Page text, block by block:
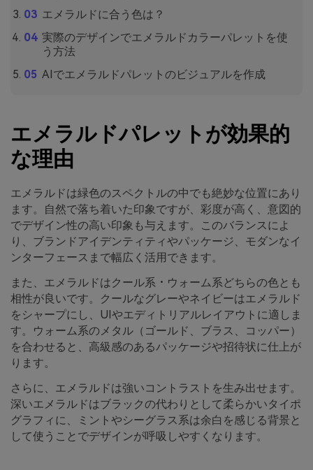
エメラルドに合う色は？
実際のデザインでエメラルドカラーパレットを使
う方法
AIでエメラルドパレットのビジュアルを作成
エメラルドパレットが効果的
な理由
エメラルドは緑色のスペクトルの中でも絶妙な位置にあり
ます。自然で落ち着いた印象ですが、彩度が高く、意図的
でデザイン性の高い印象も与えます。このバランスによ
り、ブランドアイデンティティやパッケージ、モダンなイ
ンターフェースまで幅広く活用できます。
また、エメラルドはクール系・ウォーム系どちらの色とも
相性が良いです。クールなグレーやネイビーはエメラルド
をシャープにし、UIやエディトリアルレイアウトに適しま
す。ウォーム系のメタル（ゴールド、ブラス、コッパー）
を合わせると、高級感のあるパッケージや招待状に仕上が
ります。
さらに、エメラルドは強いコントラストを生み出せます。
深いエメラルドはブラックの代わりとして柔らかいタイポ
グラフィに、ミントやシーグラス系は余白を感じる背景と
して使うことでデザインが呼吸しやすくなります。